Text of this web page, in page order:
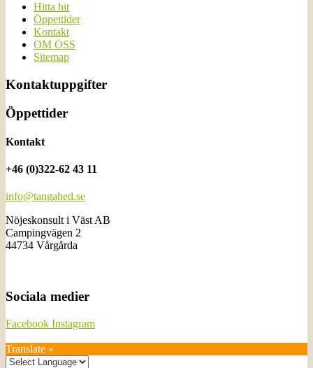
Hitta hit
Öppettider
Kontakt
OM OSS
Sitemap
Kontaktuppgifter
Öppettider
Kontakt
+46 (0)322-62 43 11
info@tangahed.se
Nöjeskonsult i Väst AB
Campingvägen 2
44734 Vårgårda
Sociala medier
Facebook Instagram
Translate »